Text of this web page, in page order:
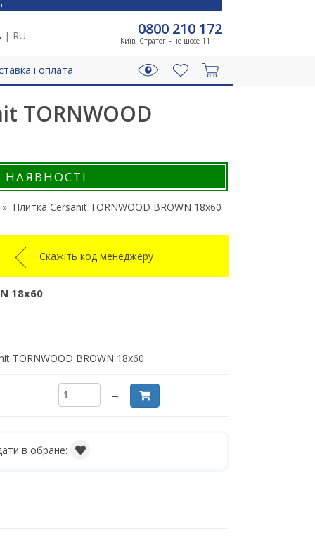
| RU 0800 210 172
Київ, Стратегічне шосе 11
і оплата
TORNWOOD
НАЯВНОСТІ
Плитка Cersanit TORNWOOD BROWN 18x60
Скажіть код менеджеру
18x60
TORNWOOD BROWN 18x60
→
в обране: